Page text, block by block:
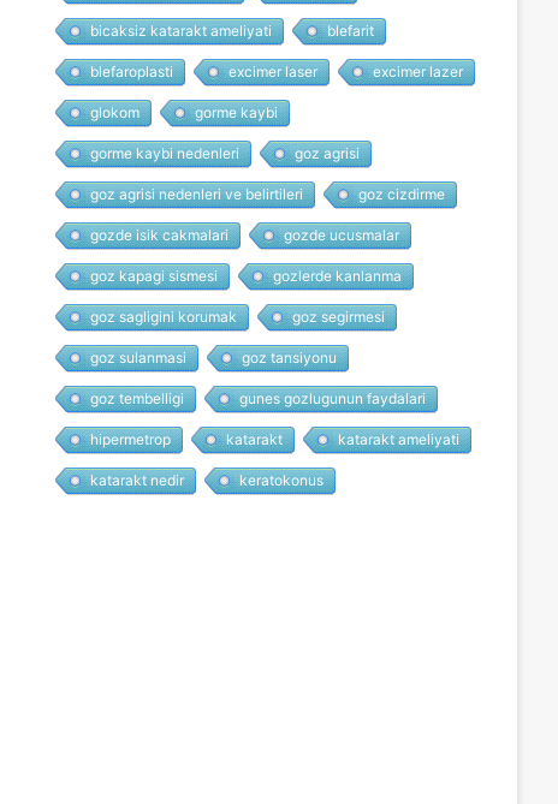
bicaksiz katarakt ameliyati blefarit
blefaroplasti excimer laser excimer lazer
glokom gorme kaybi
gorme kaybi nedenleri goz agrisi
goz agrisi nedenleri ve belirtileri goz cizdirme
gozde isik cakmalari gozde ucusmalar
goz kapagi sismesi gozlerde kanlanma
goz sagligini korumak goz segirmesi
goz sulanmasi goz tansiyonu
goz tembelligi gunes gozlugunun faydalari
hipermetrop katarakt katarakt ameliyati
katarakt nedir keratokonus